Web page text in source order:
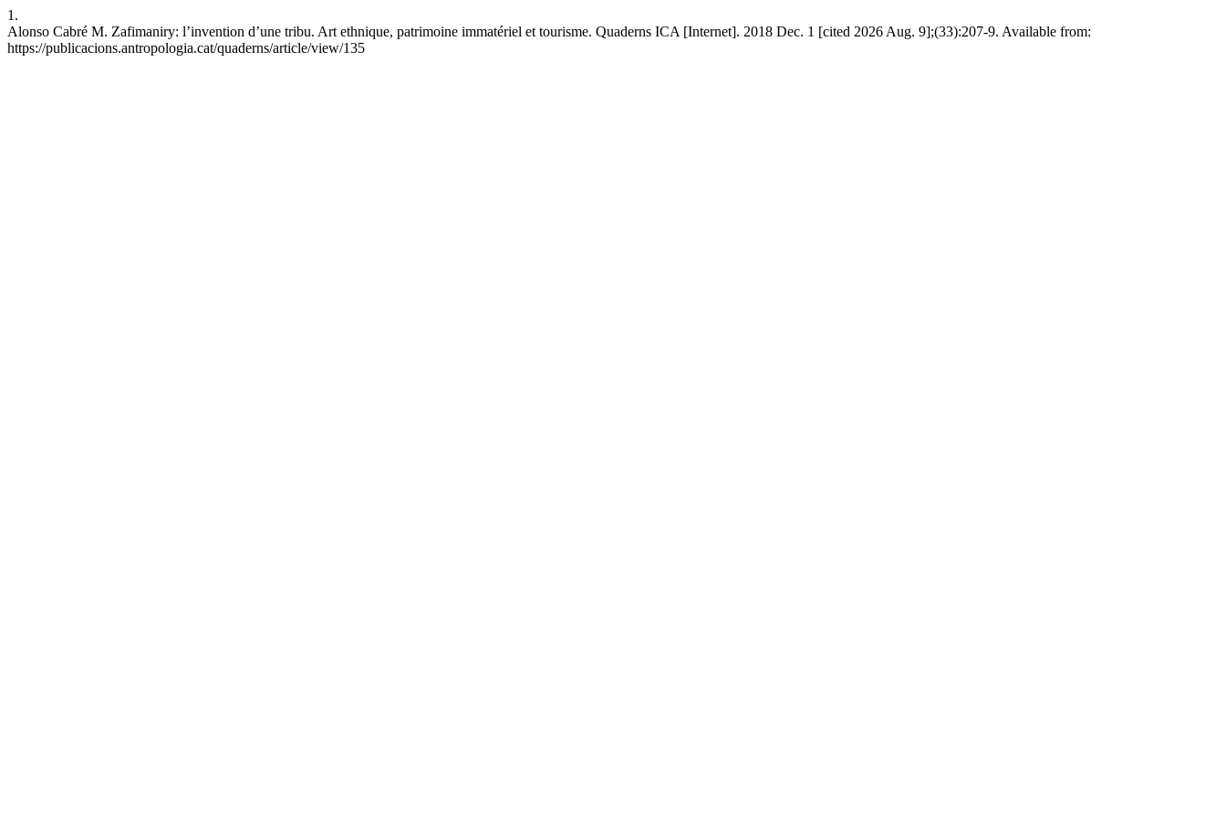
1.
Alonso Cabré M. Zafimaniry: l’invention d’une tribu. Art ethnique, patrimoine immatériel et tourisme. Quaderns ICA [Internet]. 2018 Dec. 1 [cited 2026 Aug. 9];(33):207-9. Available from:
https://publicacions.antropologia.cat/quaderns/article/view/135